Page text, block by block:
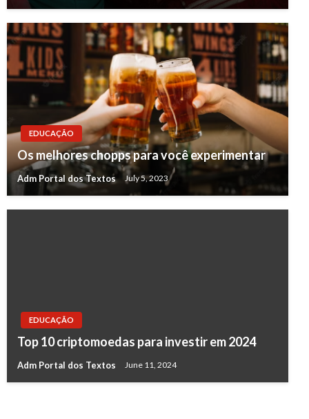
EDUCAÇÃO
Os melhores chopps para você experimentar
Adm Portal dos Textos July 5, 2023
EDUCAÇÃO
Top 10 criptomoedas para investir em 2024
Adm Portal dos Textos June 11, 2024